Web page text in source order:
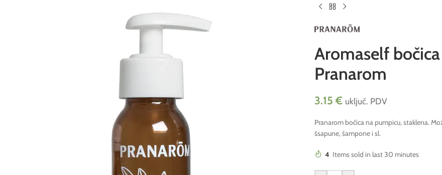
Aromaself
Pranarom
3.15€ uključ. PDV
Pranarom bočica na pumpicu, staklena.
šsapune, šampone i sl.
4 Items sold in last 30 minutes